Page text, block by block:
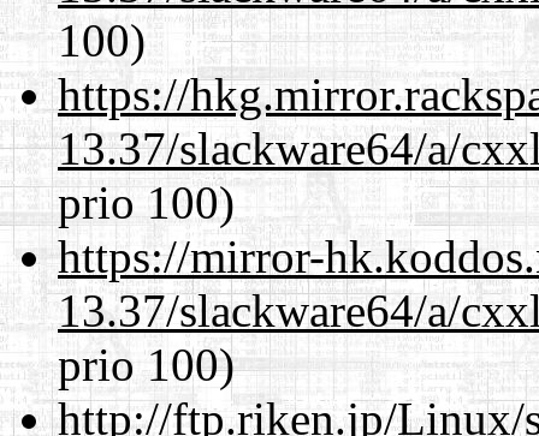
100)
https://
13.37/slackware64/a/
prio 100)
https://mirror-
13.37/slackware64/a/
prio 100)
http://ftp.riken.jp/Linux/